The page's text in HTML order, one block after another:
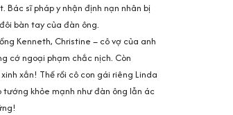
Bác sĩ pháp y nhận định nạn nhân bị
bàn tay của đàn ông.
Kenneth, Christine – cô vợ của anh
cớ ngoại phạm chắc nịch. Còn
xắn! Thế rồi cô con gái riêng Linda
khỏe mạnh như đàn ông lẫn ác